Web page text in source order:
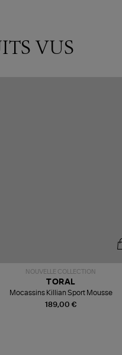
VUS
NOUVELLE COLLECTION
189,00 €
TORAL
Mocassins Killian Sport Mousse